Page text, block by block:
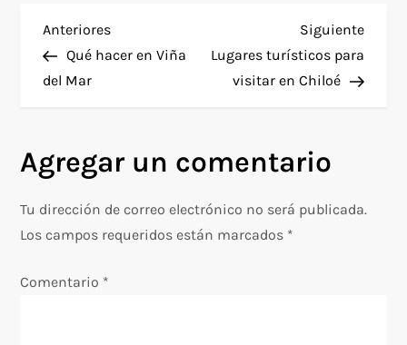
N
a
e
g
a
c
Entrada
anterior
Anteriores
Qué hacer en Viña
del Mar
Siguiente
Lugares turísticos para
visitar en Chiloé
Agregar un comentario
Tu dirección de correo electrónico no será publicada.
Los campos requeridos están marcados *
Comentario *